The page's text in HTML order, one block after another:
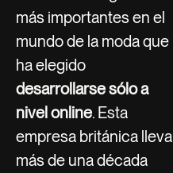
más importantes en el
mundo de la moda que
ha elegido
desarrollarse sólo a
nivel online. Esta
empresa británica lleva
más de una década